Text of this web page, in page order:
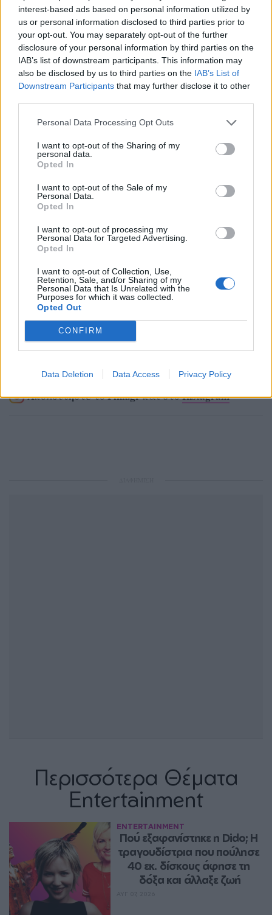
interest-based ads based on personal information utilized by
us or personal information disclosed to third parties prior to
your opt-out. You may separately opt-out of the further
disclosure of your personal information by third parties on the
IAB’s list of downstream participants. This information may
also be disclosed by us to third parties on the IAB’s List of
Downstream Participants that may further disclose it to other
Personal Data Processing Opt Outs
I want to opt-out of the Sharing of my
personal data.
Opted In
I want to opt-out of the Sale of my
Personal Data.
Opted In
I want to opt-out of processing my
Personal Data for Targeted Advertising.
Opted In
I want to opt-out of Collection, Use,
Retention, Sale, and/or Sharing of my
Personal Data that Is Unrelated with the
Purposes for which it was collected.
Opted Out
CONFIRM
Data Deletion Data Access Privacy Policy
σφράγισαν η Ζαμπέτογλου και ο
Αναγνωστόπουλος.
ΔΙΑΦΗΜΙΣΗ
Ακολουθήστε το Pink.gr στοGoogle Newsκαι
μάθετε πρώτοι
τα πιο hot νέα
Ακολουθήστε το Pink.gr και στοInstagram
Περισσότερα Θέματα
Entertainment
ENTERTAINMENT
Πού εξαφανίστηκε η Dido; Η
τραγουδίστρια που πούλησε
40 εκ. δίσκους άφησε τη
δόξα και άλλαξε ζωή